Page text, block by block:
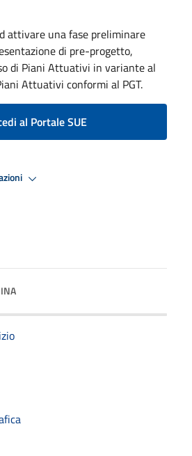
attivare una fase preliminare
di pre-progetto,
di Piani Attuativi in variante al
Attuativi conformi al PGT.
al Portale SUE